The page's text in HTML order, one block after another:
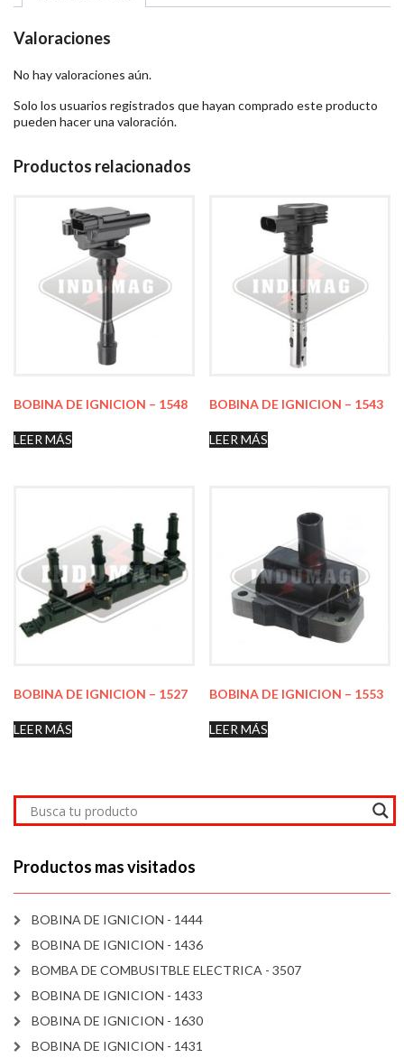
Valoraciones
No hay valoraciones aún.
Solo los usuarios registrados que hayan comprado este producto
pueden hacer una valoración.
Productos relacionados
BOBINA DE IGNICION – 1548
LEER MÁS
BOBINA DE IGNICION – 1543
LEER MÁS
BOBINA DE IGNICION – 1527
LEER MÁS
BOBINA DE IGNICION – 1553
LEER MÁS
Productos mas visitados
BOBINA DE IGNICION - 1444
BOBINA DE IGNICION - 1436
BOMBA DE COMBUSITBLE ELECTRICA - 3507
BOBINA DE IGNICION - 1433
BOBINA DE IGNICION - 1630
BOBINA DE IGNICION - 1431